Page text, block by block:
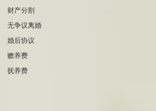
财产分割
无争议离婚
婚后协议
赡养费
抚养费